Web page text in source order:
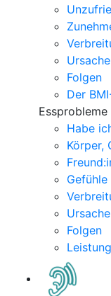
Folgen
Der
Essprobleme
Habe
Körper,
Gefühle
Folgen